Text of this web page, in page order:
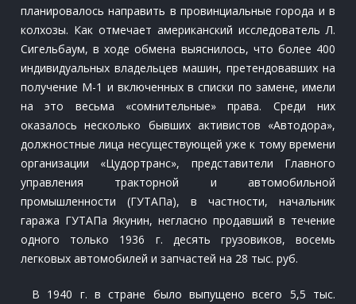
планировалось направить в провинциальные города и в
колхозы. Как отмечает американский исследователь Л.
Сигельбаум, в ходе обмена выяснилось, что более 400
индивидуальных владельцев машин, претендовавших на
получение М-1 и включенных в списки по замене, имели
на это весьма «сомнительные» права. Среди них
оказалось несколько бывших активистов «Автодора»,
должностные лица несуществующей уже к тому времени
организации «Цудортранс», представители Главного
управления тракторной и автомобильной
промышленности (ГУТАПа), в частности, начальник
гаража ГУТАПа Якунин, негласно продавший в течение
одного только 1936 г. десять грузовиков, восемь
легковых автомобилей и запчастей на 28 тыс. руб.
В 1940 г. в стране было выпущено всего 5,5 тыс.